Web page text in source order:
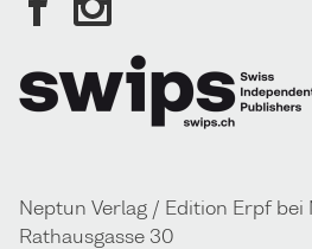
Neptun Verlag / Edition Erpf
Rathausgasse 30